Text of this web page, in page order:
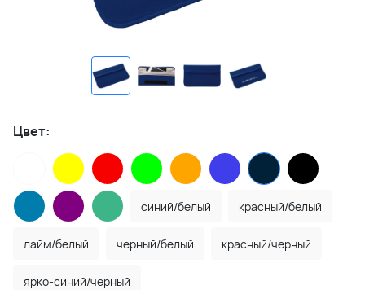
Цвет:
синий/белый красный/белый
лайм/белый черный/белый красный/черный
ярко-синий/черный